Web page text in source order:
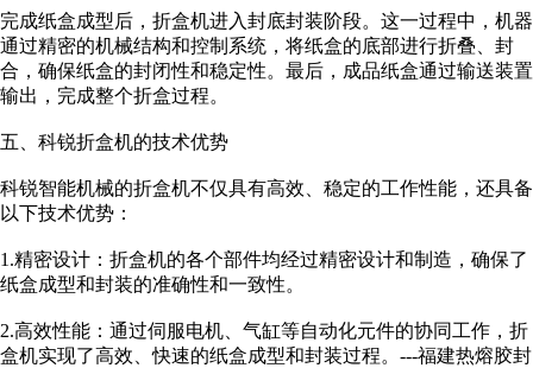
完成纸盒成型后，折盒机进入封底封装阶段。这一过程中，机器
通过精密的机械结构和控制系统，将纸盒的底部进行折叠、封
合，确保纸盒的封闭性和稳定性。最后，成品纸盒通过输送装置
输出，完成整个折盒过程。
五、科锐折盒机的技术优势
科锐智能机械的折盒机不仅具有高效、稳定的工作性能，还具备
以下技术优势：
1.精密设计：折盒机的各个部件均经过精密设计和制造，确保了
纸盒成型和封装的准确性和一致性。
2.高效性能：通过伺服电机、气缸等自动化元件的协同工作，折
盒机实现了高效、快速的纸盒成型和封装过程。 ---福建热熔胶封